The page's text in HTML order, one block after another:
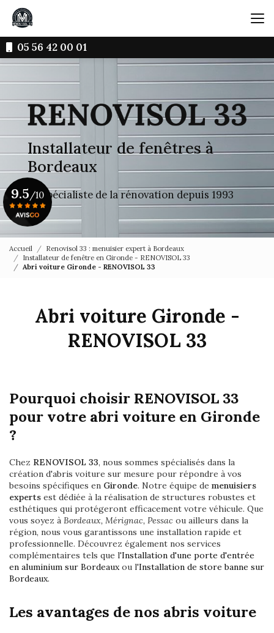
Aller
contenu
principal05 56 42 00 01
Installateur de fenêtres à
Bordeaux
Le spécialiste de la rénovation depuis 1993
9.5 /10
Accueil
Renovisol 33 : menuisier expert à Bordeaux
Installateur de fenêtre en Gironde - RENOVISOL 33
Abri voiture Gironde - RENOVISOL 33
Abri voiture Gironde -
RENOVISOL 33
Pourquoi choisir RENOVISOL 33
pour votre abri voiture en Gironde
?
Chez RENOVISOL 33, nous sommes spécialisés dans la
création d'abris voiture sur mesure pour répondre à vos
besoins spécifiques en Gironde. Notre équipe de menuisiers
experts est dédiée à la réalisation de structures robustes et
esthétiques qui protégeront efficacement votre véhicule. Que
vous soyez à Bordeaux, Mérignac, Pessac ou ailleurs dans la
région, nous vous garantissons une installation rapide et
professionnelle. Découvrez également nos services
complémentaires tels que l'Installation d'une porte d'entrée
en aluminium sur Bordeauxou l'Installation de store banne sur
Bordeaux.
Les avantages de nos abris voiture